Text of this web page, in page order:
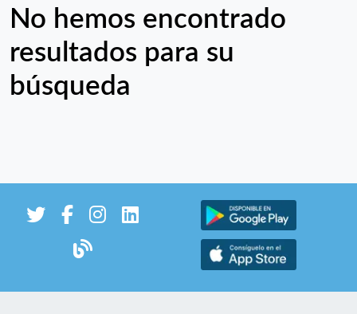
No hemos encontrado
resultados para su
búsqueda